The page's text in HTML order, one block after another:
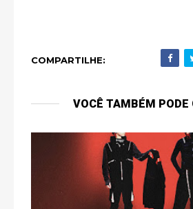
COMPARTILHE:
VOCÊ TAMBÉM PODE